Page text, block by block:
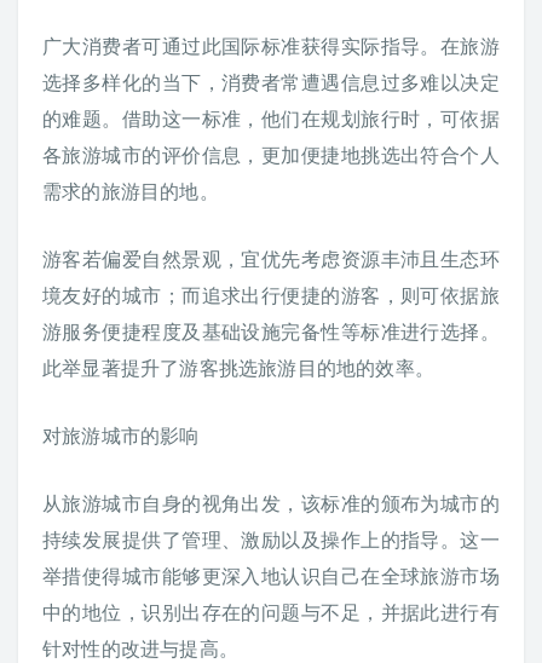
广大消费者可通过此国际标准获得实际指导。在旅游
选择多样化的当下，消费者常遭遇信息过多难以决定
的难题。借助这一标准，他们在规划旅行时，可依据
各旅游城市的评价信息，更加便捷地挑选出符合个人
需求的旅游目的地。
游客若偏爱自然景观，宜优先考虑资源丰沛且生态环
境友好的城市；而追求出行便捷的游客，则可依据旅
游服务便捷程度及基础设施完备性等标准进行选择。
此举显著提升了游客挑选旅游目的地的效率。
对旅游城市的影响
从旅游城市自身的视角出发，该标准的颁布为城市的
持续发展提供了管理、激励以及操作上的指导。这一
举措使得城市能够更深入地认识自己在全球旅游市场
中的地位，识别出存在的问题与不足，并据此进行有
针对性的改进与提高。